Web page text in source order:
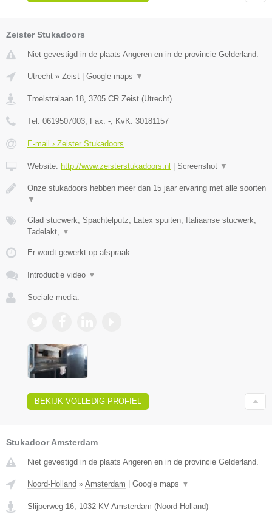
Zeister Stukadoors
Niet gevestigd in de plaats Angeren en in de provincie Gelderland.
Utrecht » Zeist Google maps ▼
Troelstralaan 18 3705 CR Zeist (Utrecht)
Tel: 0619507003 , Fax: - , KvK: 30181157
E-mail › Zeister Stukadoors
Website: http://www.zeisterstukadoors.nl Screenshot ▼
Onze stukadoors hebben meer dan 15 jaar ervaring met alle soorten
▼
Glad stucwerk, Spachtelputz, Latex spuiten, Italiaanse stucwerk,
Tadelakt,
▼
Er wordt gewerkt op afspraak.
Introductie video ▼
Sociale media:
BEKIJK VOLLEDIG PROFIEL
Stukadoor Amsterdam
Niet gevestigd in de plaats Angeren en in de provincie Gelderland.
Noord-Holland » Amsterdam | Google maps ▼
Slijperweg 16 1032 KV Amsterdam (Noord-Holland)